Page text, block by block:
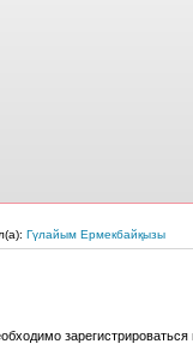
Гүлайым Ермекбайқызы
зарегистрироваться